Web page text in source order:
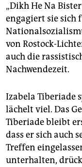
„Dikh He Na
engagiert sie sich
von Rostock-
auch die
Nachwendezeit.
Izabela Tiberiade
lächelt viel. Das
Tiberiade bleibt
dass er sich auch
Treffen
unterhalten,